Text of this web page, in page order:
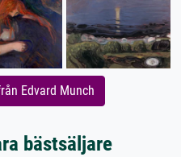
Edvard Munch
bästsäljare